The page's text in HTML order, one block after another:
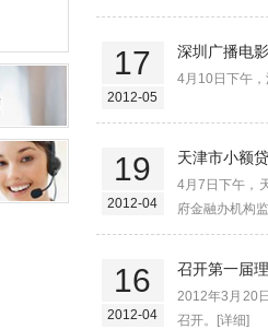
17
2012-05
深圳广播电
4月10日下午
19
2012-04
天津市小额
4月7日下午，
府金融办机构
16
2012-04
召开第一届
2012年3月20
召开。[详细]